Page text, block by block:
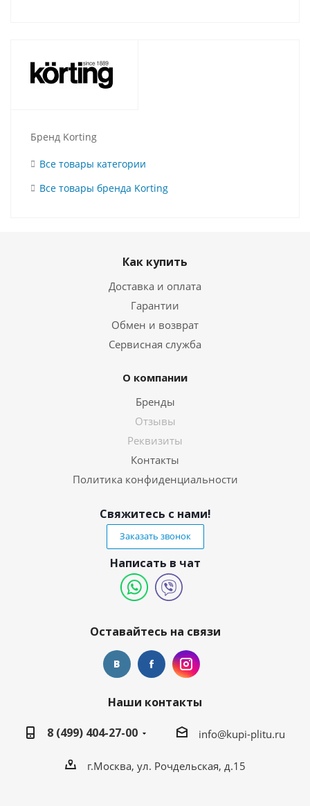
Бренд Korting
Все товары категории
Все товары бренда Korting
Как купить
Доставка и оплата
Гарантии
Обмен и возврат
Сервисная служба
О компании
Бренды
Отзывы
Реквизиты
Контакты
Политика конфиденциальности
Свяжитесь с нами!
Заказать звонок
Написать в чат
Оставайтесь на связи
Наши контакты
8 (499) 404-27-00
info@kupi-plitu.ru
г.Москва, ул. Рочдельская, д.15